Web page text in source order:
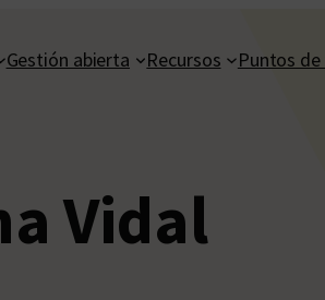
Gestión abierta Recursos Puntos
Vidal